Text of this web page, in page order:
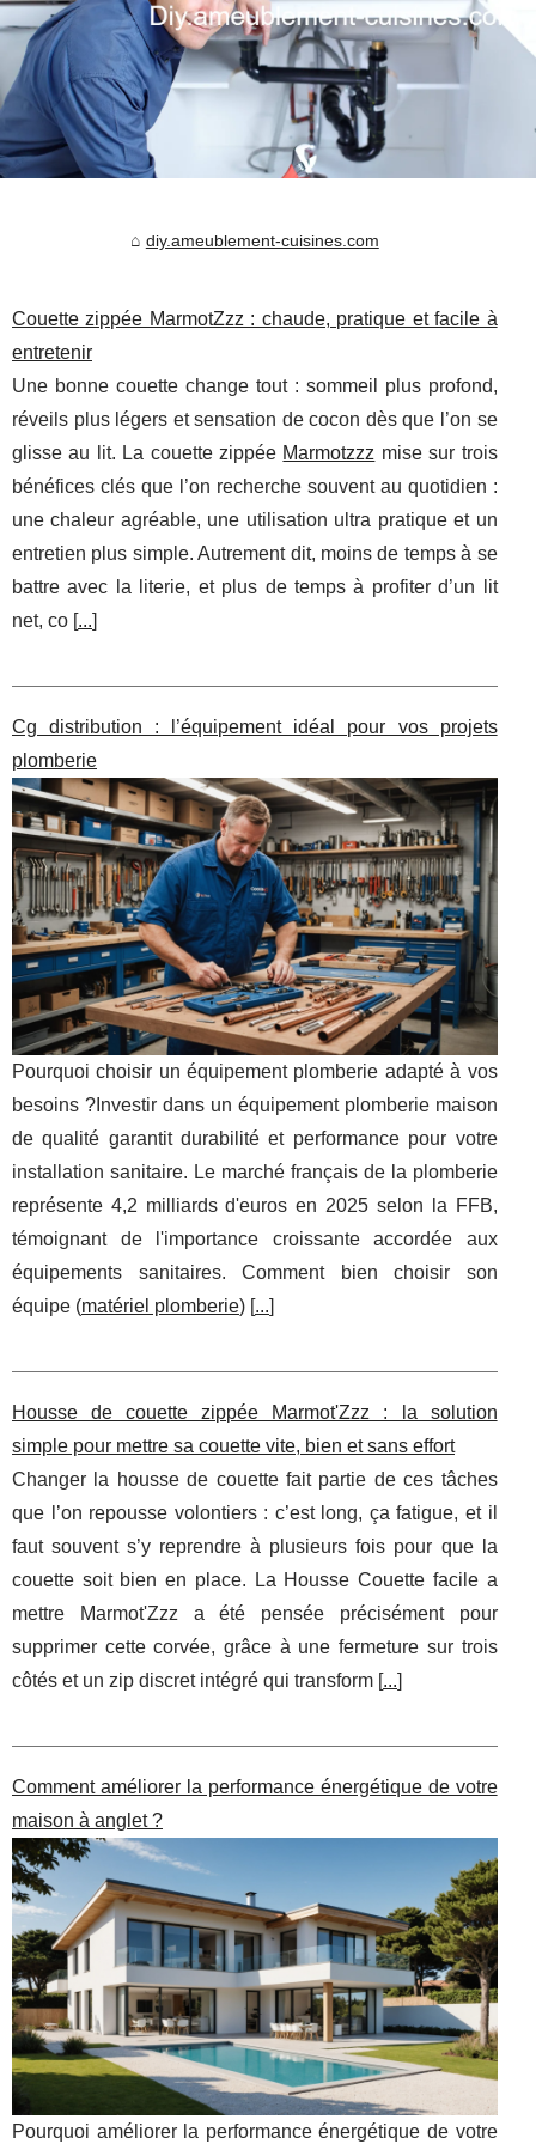
diy.ameublement-cuisines.com
Couette zippée MarmotZzz : chaude, pratique et facile à
entretenir
Une bonne couette change tout : sommeil plus profond,
réveils plus légers et sensation de cocon dès que l’on se
glisse au lit. La couette zippée Marmotzzz mise sur trois
bénéfices clés que l’on recherche souvent au quotidien :
une chaleur agréable, une utilisation ultra pratique et un
entretien plus simple. Autrement dit, moins de temps à se
battre avec la literie, et plus de temps à profiter d’un lit
net, co [...]
Cg distribution : l’équipement idéal pour vos projets
plomberie
Pourquoi choisir un équipement plomberie adapté à vos
besoins ?Investir dans un équipement plomberie maison
de qualité garantit durabilité et performance pour votre
installation sanitaire. Le marché français de la plomberie
représente 4,2 milliards d'euros en 2025 selon la FFB,
témoignant de l'importance croissante accordée aux
équipements sanitaires. Comment bien choisir son
équipe (matériel plomberie) [...]
Housse de couette zippée Marmot'Zzz : la solution
simple pour mettre sa couette vite, bien et sans effort
Changer la housse de couette fait partie de ces tâches
que l’on repousse volontiers : c’est long, ça fatigue, et il
faut souvent s’y reprendre à plusieurs fois pour que la
couette soit bien en place. La Housse Couette facile a
mettre Marmot'Zzz a été pensée précisément pour
supprimer cette corvée, grâce à une fermeture sur trois
côtés et un zip discret intégré qui transform [...]
Comment améliorer la performance énergétique de votre
maison à anglet ?
Pourquoi améliorer la performance énergétique de votre